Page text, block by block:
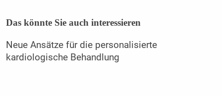
Das könnte Sie auch interessieren
Neue Ansätze für die personalisierte
kardiologische Behandlung